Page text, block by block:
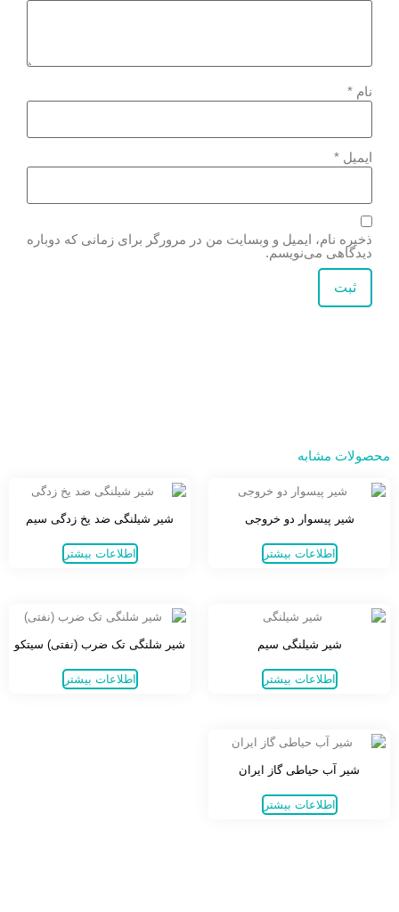
نام *
ایمیل *
ذخیره نام، ایمیل و وبسایت من در مرورگر برای زمانی که دوباره
دیدگاهی می‌نویسم.
محصولات مشابه
شیر پیسوار دو خروجی
اطلاعات بیشتر
شیر شیلنگی ضد یخ زدگی سیم
اطلاعات بیشتر
شیر شیلنگی سیم
اطلاعات بیشتر
شیر شلنگی تک ضرب (نفتی) سیتکو
اطلاعات بیشتر
شیر آب حیاطی گاز ایران
اطلاعات بیشتر